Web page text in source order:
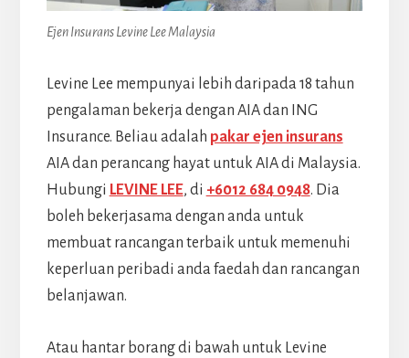
Ejen Insurans Levine Lee Malaysia
Levine Lee mempunyai lebih daripada 18 tahun
pengalaman bekerja dengan AIA dan ING
Insurance. Beliau adalah pakar ejen insurans
AIA dan perancang hayat untuk AIA di Malaysia.
Hubungi LEVINE LEE, di +6012 684 0948. Dia
boleh bekerjasama dengan anda untuk
membuat rancangan terbaik untuk memenuhi
keperluan peribadi anda faedah dan rancangan
belanjawan.
Atau hantar borang di bawah untuk Levine